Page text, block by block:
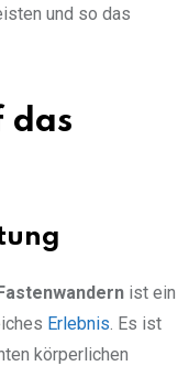
und so das
das
ist ein
Erlebnis. Es ist
körperlichen